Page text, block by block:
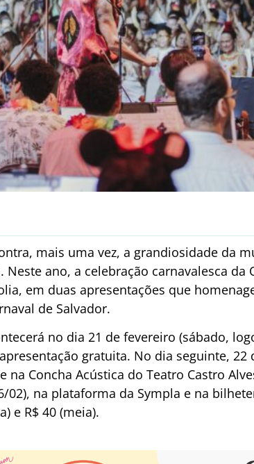
mais uma vez, a grandiosidade da
Neste ano, a celebração carnavalesca da
em duas apresentações que
de Salvador.
no dia 21 de fevereiro (sábado,
gratuita. No dia seguinte, 22
na Concha Acústica do Teatro Castro
02), na plataforma da Sympla e na
e R$ 40 (meia).